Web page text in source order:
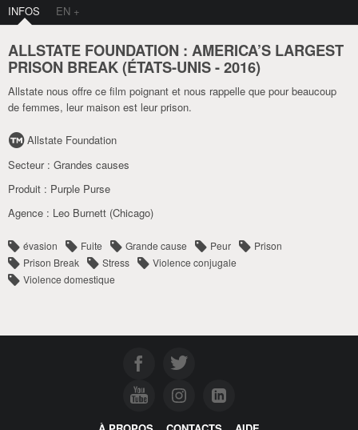
INFOS EN +
ALLSTATE FOUNDATION : AMERICA’S LARGEST
PRISON BREAK (ÉTATS-UNIS-2016)
Allstate nous offre ce film poignant et nous rappelle que pour beaucoup
de femmes, leur maison est leur prison.
Allstate Foundation
Secteur : Grandes causes
Produit : Purple Purse
Agence : Leo Burnett (Chicago)
évasion Fuite Grande cause Peur
Prison
Prison Break
Stress
Violence conjugale
Violence domestique